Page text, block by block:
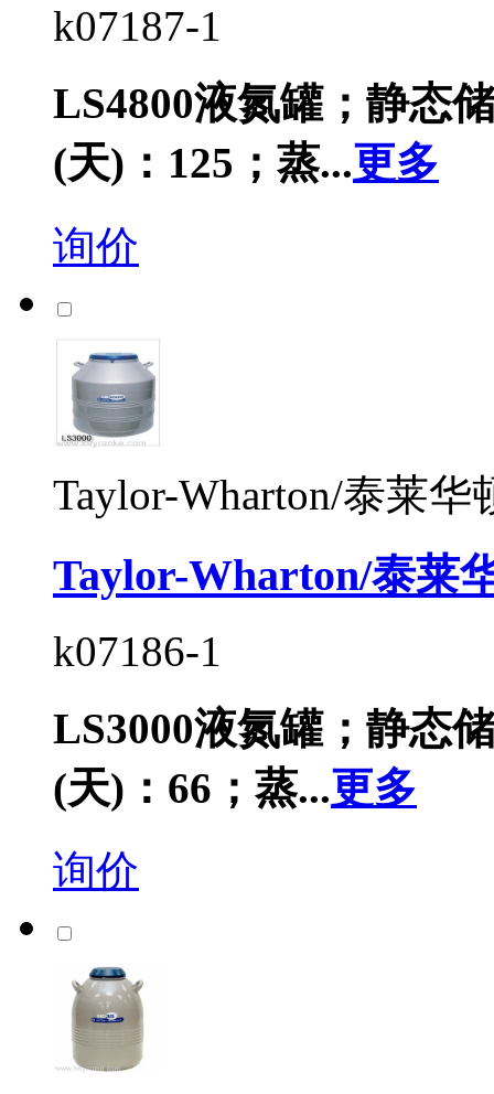
k07187-1
LS4800液氮罐；静态
(天)：125；蒸...更多
询价
Taylor-Wharton/泰莱华
Taylor-Wharton/泰莱
k07186-1
LS3000液氮罐；静态
(天)：66；蒸...更多
询价